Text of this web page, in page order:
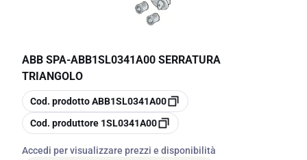
ABB SPA-ABB1SL0341A00 SERRATURA
TRIANGOLO
copia
Cod. prodottoABB1SL0341A00
copia
Cod. produttore 1SL0341A00
Accedi per visualizzare prezzi e disponibilità